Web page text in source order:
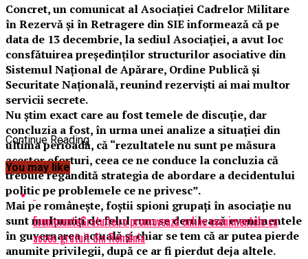
Concret, un comunicat al Asociaţiei Cadrelor Militare
în Rezervă şi în Retragere din SIE informează că pe
data de 13 decembrie, la sediul Asociaţiei, a avut loc
consfătuirea preşedinţilor structurilor asociative din
Sistemul Naţional de Apărare, Ordine Publică şi
Securitate Naţională, reunind rezerviști ai mai multor
servicii secrete.
Nu știm exact care au fost temele de discuție, dar
concluzia a fost, în urma unei analize a situației din
ultima perioadă, că “rezultatele nu sunt pe măsura
acestor eforturi, ceea ce ne conduce la concluzia că
trebuie regândită strategia de abordare a decidentului
politic pe problemele ce ne privesc”.
Mai pe românește, foștii spioni grupați în asociație nu
sunt mulțumiți de felul cum se derulează evenimentele
în guvernarea actuală și chiar se tem că ar putea pierde
anumite privilegii, după ce ar fi pierdut deja altele.
Continue Reading
You may like
EvenimenteGratuite.ro promovează online evenimentele cu
acces gratuit din România